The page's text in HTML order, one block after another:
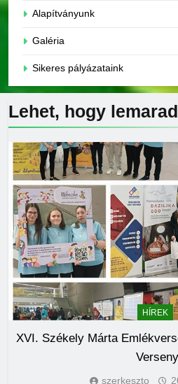
Alapítványunk
Galéria
Sikeres pályázataink
Lehet, hogy
HÍREK
XVI. Székely Márta
Verseny
szerkeszto